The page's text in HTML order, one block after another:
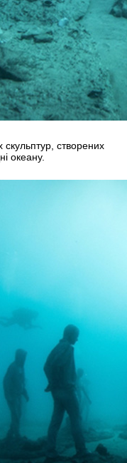
скульптур, створених
океану.